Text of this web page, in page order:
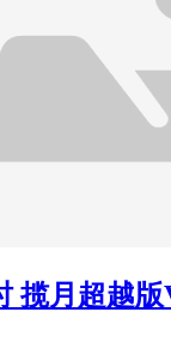
揽月超越